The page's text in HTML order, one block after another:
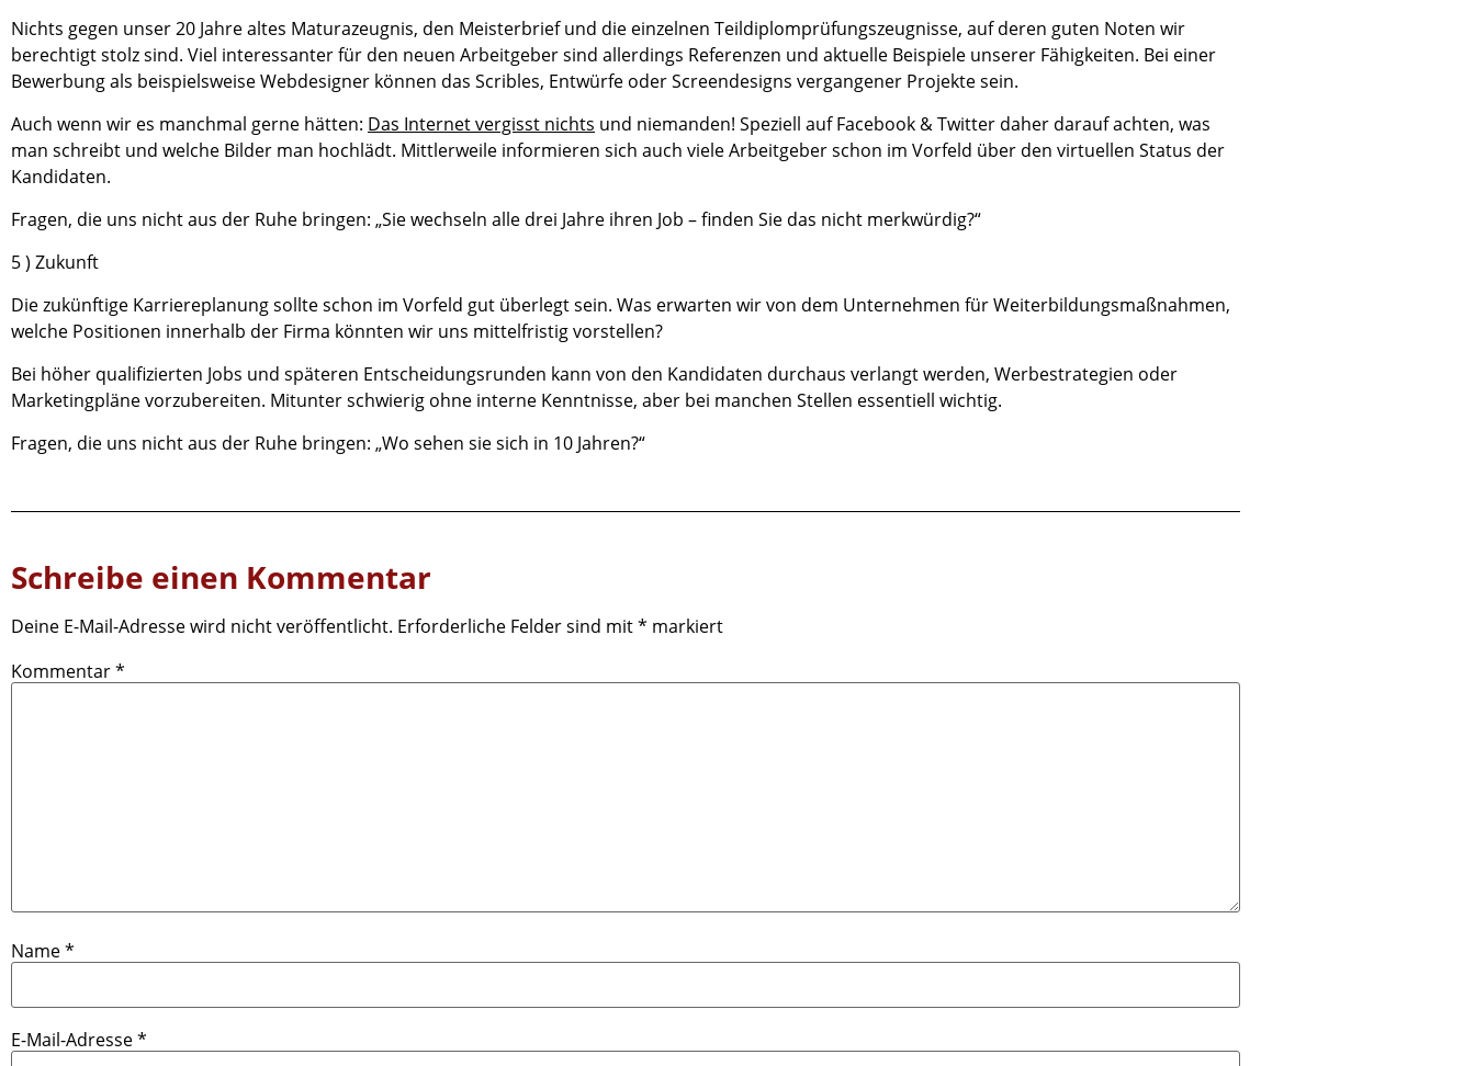
Nichts gegen unser 20 Jahre altes Maturazeugnis, den Meisterbrief und die einzelnen Teildiplomprüfungszeugnisse, auf deren guten Noten wir
berechtigt stolz sind. Viel interessanter für den neuen Arbeitgeber sind allerdings Referenzen und aktuelle Beispiele unserer Fähigkeiten. Bei einer
Bewerbung als beispielsweise Webdesigner können das Scribles, Entwürfe oder Screendesigns vergangener Projekte sein.
Auch wenn wir es manchmal gerne hätten: Das Internet vergisst nichts und niemanden! Speziell auf Facebook & Twitter daher darauf achten, was
man schreibt und welche Bilder man hochlädt. Mittlerweile informieren sich auch viele Arbeitgeber schon im Vorfeld über den virtuellen Status der
Kandidaten.
Fragen, die uns nicht aus der Ruhe bringen: „Sie wechseln alle drei Jahre ihren Job – finden Sie das nicht merkwürdig?“
5 ) Zukunft
Die zukünftige Karriereplanung sollte schon im Vorfeld gut überlegt sein. Was erwarten wir von dem Unternehmen für Weiterbildungsmaßnahmen,
welche Positionen innerhalb der Firma könnten wir uns mittelfristig vorstellen?
Bei höher qualifizierten Jobs und späteren Entscheidungsrunden kann von den Kandidaten durchaus verlangt werden, Werbestrategien oder
Marketingpläne vorzubereiten. Mitunter schwierig ohne interne Kenntnisse, aber bei manchen Stellen essentiell wichtig.
Fragen, die uns nicht aus der Ruhe bringen: „Wo sehen sie sich in 10 Jahren?“
Schreibe einen Kommentar
Deine E-Mail-Adresse wird nicht veröffentlicht. Erforderliche Felder sind mit* markiert
Kommentar*
Name*
E-Mail-Adresse*